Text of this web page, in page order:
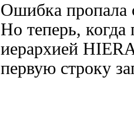
Ошибка пропала
Но теперь, когда
иерархией
первую строку